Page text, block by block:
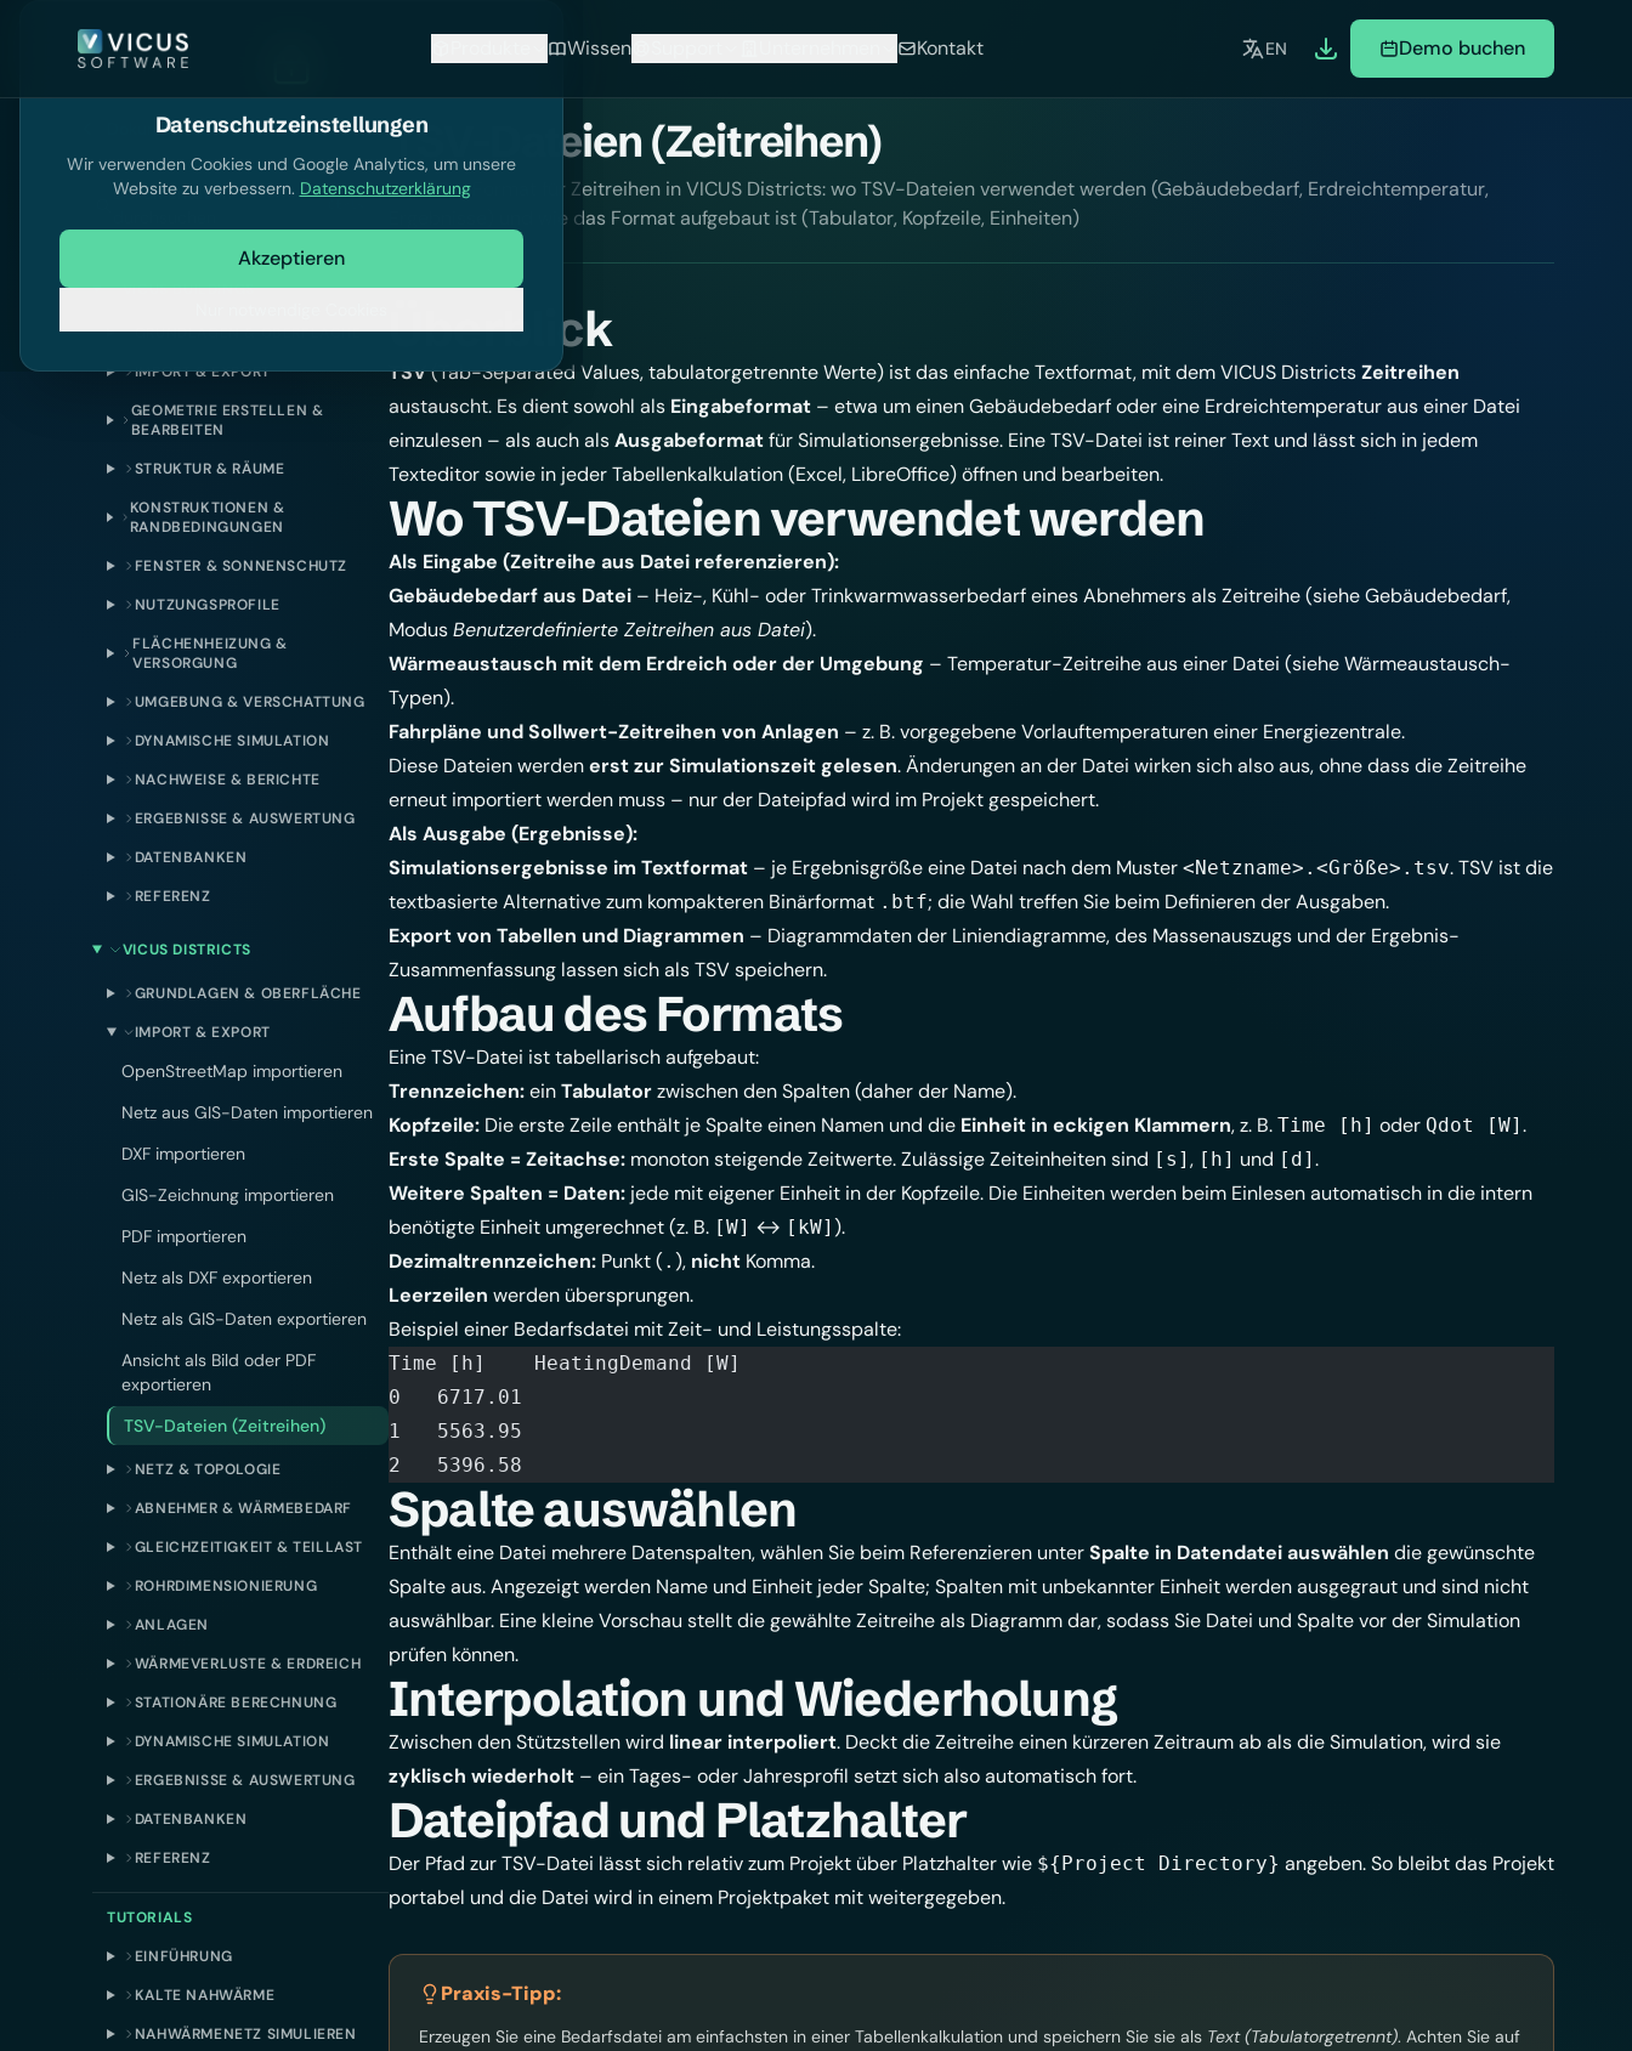
Wissen Kontakt EN Demo buchen
Dokumentation
Dokumentation
VICUS BUILDINGS
GRUNDLAGEN & OBERFLÄCHE
IMPORT & EXPORT
GEOMETRIE ERSTELLEN &
BEARBEITEN
STRUKTUR & RÄUME
KONSTRUKTIONEN &
RANDBEDINGUNGEN
FENSTER & SONNENSCHUTZ
NUTZUNGSPROFILE
FLÄCHENHEIZUNG &
VERSORGUNG
UMGEBUNG & VERSCHATTUNG
DYNAMISCHE SIMULATION
NACHWEISE & BERICHTE
ERGEBNISSE & AUSWERTUNG
DATENBANKEN
REFERENZ
VICUS DISTRICTS
GRUNDLAGEN & OBERFLÄCHE
IMPORT & EXPORT
OpenStreetMap importieren
Netz aus GIS-Daten importieren
DXF importieren
GIS-Zeichnung importieren
PDF importieren
Netz als DXF exportieren
Netz als GIS-Daten exportieren
Ansicht als Bild oder PDF
exportieren
TSV-Dateien (Zeitreihen)
NETZ & TOPOLOGIE
ABNEHMER & WÄRMEBEDARF
GLEICHZEITIGKEIT & TEILLAST
ROHRDIMENSIONIERUNG
ANLAGEN
WÄRMEVERLUSTE & ERDREICH
STATIONÄRE BERECHNUNG
DYNAMISCHE SIMULATION
ERGEBNISSE & AUSWERTUNG
DATENBANKEN
REFERENZ
TUTORIALS
EINFÜHRUNG
KALTE NAHWÄRME
NAHWÄRMENETZ SIMULIEREN
TSV-Dateien (Zeitreihen)
Das TSV-Format für Zeitreihen in VICUS Districts: wo TSV-Dateien verwendet werden (Gebäudebedarf, Erdreichtemperatur,
Ergebnisse) und wie das Format aufgebaut ist (Tabulator, Kopfzeile, Einheiten)
Überblick
TSV(Tab-Separated Values, tabulatorgetrennte Werte) ist das einfache Textformat, mit dem VICUS DistrictsZeitreihen
austauscht. Es dient sowohl als Eingabeformat – etwa um einen Gebäudebedarf oder eine Erdreichtemperatur aus einer Datei
einzulesen – als auch alsAusgabeformatfür Simulationsergebnisse. Eine TSV-Datei ist reiner Text und lässt sich in jedem
Texteditor sowie in jeder Tabellenkalkulation (Excel, LibreOffice) öffnen und bearbeiten.
Wo TSV-Dateien verwendet werden
Als Eingabe (Zeitreihe aus Datei referenzieren):
Gebäudebedarf aus Datei – Heiz-, Kühl- oder Trinkwarmwasserbedarf eines Abnehmers als Zeitreihe (sieheGebäudebedarf,
ModusBenutzerdefinierte Zeitreihen aus Datei).
Wärmeaustausch mit dem Erdreich oder der Umgebung – Temperatur-Zeitreihe aus einer Datei (sieheWärmeaustausch-
Typen).
Fahrpläne und Sollwert-Zeitreihen von Anlagen – z. B. vorgegebene Vorlauftemperaturen einer Energiezentrale.
Diese Dateien werdenerst zur Simulationszeit gelesen. Änderungen an der Datei wirken sich also aus, ohne dass die Zeitreihe
erneut importiert werden muss – nur der Dateipfad wird im Projekt gespeichert.
Als Ausgabe (Ergebnisse):
Simulationsergebnisse im Textformat – je Ergebnisgröße eine Datei nach dem Muster <Netzname>.<Größe>.tsv. TSV ist die
textbasierte Alternative zum kompakteren Binärformat .btf; die Wahl treffen Sie beim Definieren der Ausgaben.
Export von Tabellen und Diagrammen – Diagrammdaten der Liniendiagramme, des Massenauszugs und der Ergebnis-
Zusammenfassung lassen sich als TSV speichern.
Aufbau des Formats
Eine TSV-Datei ist tabellarisch aufgebaut:
Trennzeichen:einTabulatorzwischen den Spalten (daher der Name).
Kopfzeile: Die erste Zeile enthält je Spalte einen Namen und die Einheit in eckigen Klammern, z. B. Time [h] oder Qdot [W] .
Erste Spalte = Zeitachse: monoton steigende Zeitwerte. Zulässige Zeiteinheiten sind [s] , [h] und [d] .
Weitere Spalten = Daten: jede mit eigener Einheit in der Kopfzeile. Die Einheiten werden beim Einlesen automatisch in die intern
benötigte Einheit umgerechnet (z. B. [W] ↔ [kW] ).
Dezimaltrennzeichen: Punkt (. ), nicht Komma.
Leerzeilen werden übersprungen.
Beispiel einer Bedarfsdatei mit Zeit- und Leistungsspalte:
Time [h]	HeatingDemand [W]
0	6717.01
1	5563.95
2	5396.58
Spalte auswählen
Enthält eine Datei mehrere Datenspalten, wählen Sie beim Referenzieren unterSpalte in Datendatei auswählen die gewünschte
Spalte aus. Angezeigt werden Name und Einheit jeder Spalte; Spalten mit unbekannter Einheit werden ausgegraut und sind nicht
auswählbar. Eine kleine Vorschau stellt die gewählte Zeitreihe als Diagramm dar, sodass Sie Datei und Spalte vor der Simulation
prüfen können.
Interpolation und Wiederholung
Zwischen den Stützstellen wird linear interpoliert. Deckt die Zeitreihe einen kürzeren Zeitraum ab als die Simulation, wird sie
zyklisch wiederholt – ein Tages- oder Jahresprofil setzt sich also automatisch fort.
Dateipfad und Platzhalter
Der Pfad zur TSV-Datei lässt sich relativ zum Projekt über Platzhalter wie ${Project Directory} angeben. So bleibt das Projekt
portabel und die Datei wird in einem Projektpaket mit weitergegeben.
Praxis-Tipp:
Erzeugen Sie eine Bedarfsdatei am einfachsten in einer Tabellenkalkulation und speichern Sie sie als Text (Tabulatorgetrennt). Achten Sie auf
Datenschutzeinstellungen
Wir verwenden Cookies und Google Analytics, um unsere
Website zu verbessern. Datenschutzerklärung
Akzeptieren